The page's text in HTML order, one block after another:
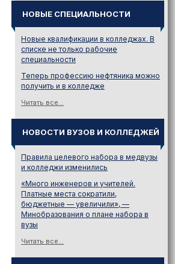
НОВЫЕ СПЕЦИАЛЬНОСТИ
Новые квалификации в колледжах. В
списке не только рабочие
специальности
Теперь профессию нефтяника можно
получить и в колледже
Читать все...
НОВОСТИ ВУЗОВ И КОЛЛЕДЖЕЙ
Правила целевого набора в медвузы
и колледжи изменились
«Много инженеров и учителей.
Платные места сократили,
бюджетные — увеличили», —
Минобразования о плане набора в
вузы
Читать все...